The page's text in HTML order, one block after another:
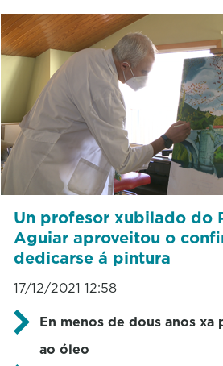
Un profesor xubilado do
Aguiar aproveitou o
dedicarse á pintura
17/12/2021 12:58
En menos de dous anos xa
ao óleo